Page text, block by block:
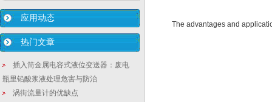
应用动态
热门文章
插入筒金属电容式液位变送器：废电
瓶里铅酸浆液处理危害与防治
涡街流量计的优缺点
The advantages and